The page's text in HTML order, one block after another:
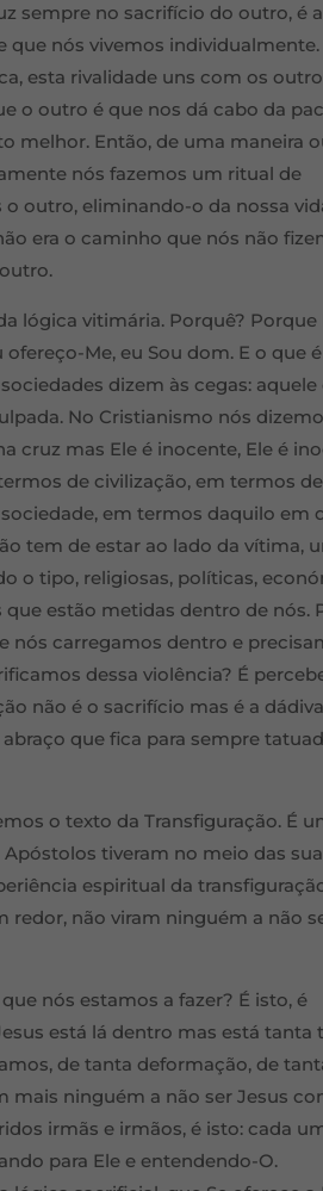
sempre no sacrifício do outro, é
que nós vivemos individualmente.
esta rivalidade uns com os
o outro é que nos dá cabo da
melhor. Então, de uma maneira
nós fazemos um ritual de
outro, eliminando-o da nossa
era o caminho que nós não
lógica vitimária. Porquê? Porque
Me, eu Sou dom. E o que
dizem às cegas: aquele
No Cristianismo nós
cruz mas Ele é inocente, Ele é
de civilização, em termos de
em termos daquilo em
tem de estar ao lado da vítima,
o tipo, religiosas, políticas,
que estão metidas dentro de nós.
nós carregamos dentro e
dessa violência? É
não é o sacrifício mas é a
que fica para sempre
o texto da Transfiguração. É
tiveram no meio das
espiritual da
redor, não viram ninguém a não
nós estamos a fazer? É isto, é
está lá dentro mas está tanta
de tanta deformação, de
mais ninguém a não ser Jesus
irmãs e irmãos, é isto: cada
para Ele e entendendo-O.